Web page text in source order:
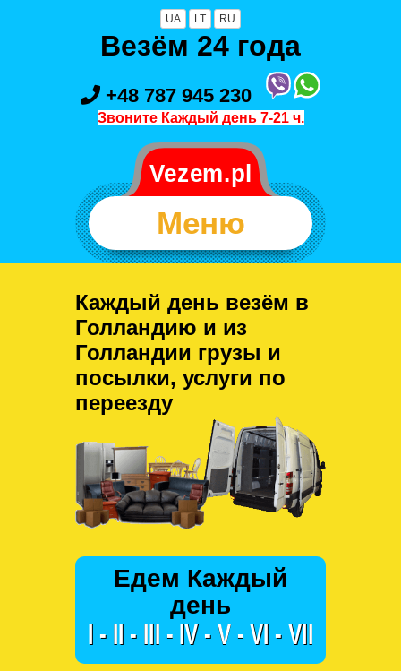
UA LT RU
Везём 24 года
+48 787 945 230
Звоните Каждый день 7-21 ч.
Меню
Каждый день везём в
Голландию и из
Голландии грузы и
посылки, услуги по
переезду
Едем Каждый
день